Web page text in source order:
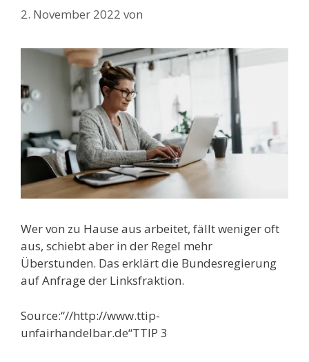
2. November 2022 von
Wer von zu Hause aus arbeitet, fällt weniger oft
aus, schiebt aber in der Regel mehr
Überstunden. Das erklärt die Bundesregierung
auf Anfrage der Linksfraktion.
Source:“//http://www.ttip-
unfairhandelbar.de“TTIP 3